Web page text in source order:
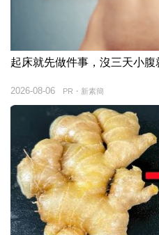
起床就先做件事，沒三天小腹
PR・新素簡
2026-08-06